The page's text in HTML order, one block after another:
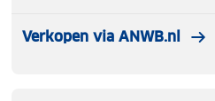
Verkopen via ANWB.nl